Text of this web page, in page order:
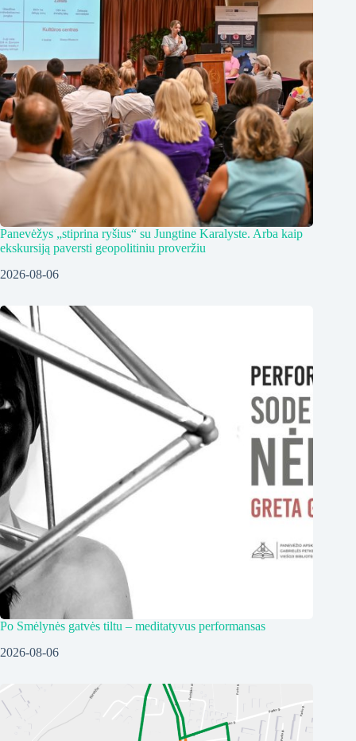
Panevėžys „stiprina ryšius“ su Jungtine Karalyste. Arba kaip
ekskursiją paversti geopolitiniu proveržiu
2026-08-06
Po Smėlynės gatvės tiltu – meditatyvus performansas
2026-08-06